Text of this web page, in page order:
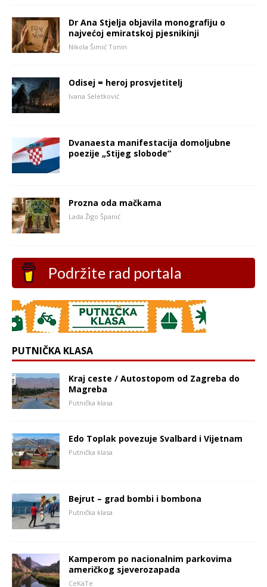
Dr Ana Stjelja objavila monografiju o
najvećoj emiratskoj pjesnikinji
Nikola Šimić Tonin
Odisej = heroj prosvjetitelj
Ivana Seletković
Dvanaesta manifestacija domoljubne
poezije „Stijeg slobode”
Prozna oda mačkama
Lada Žigo Španić
Podržite rad portala
PUTNIČKA KLASA
Kraj ceste / Autostopom od Zagreba do
Magreba
Putnička klasa
Edo Toplak povezuje Svalbard i Vijetnam
Putnička klasa
Bejrut – grad bombi i bombona
Putnička klasa
Kamperom po nacionalnim parkovima
američkog sjeverozapada
CeKaTe